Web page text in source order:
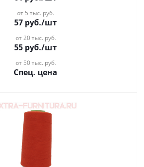
от 5 тыс. руб.
57 руб./шт
от 20 тыс. руб.
55 руб./шт
от 50 тыс. руб.
Спец. цена